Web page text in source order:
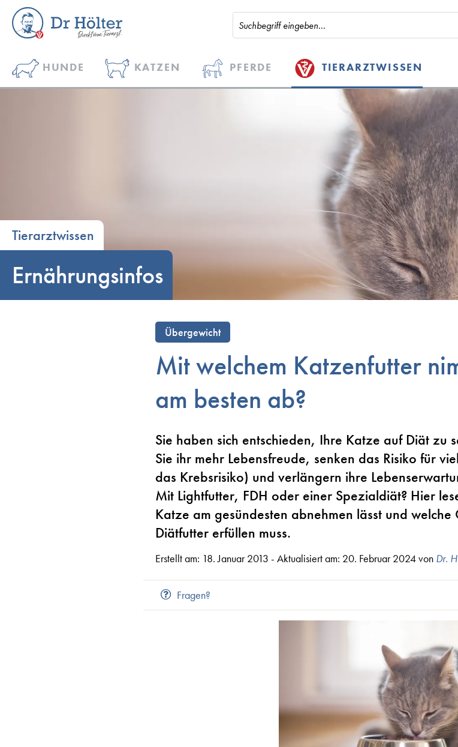
HUNDE KATZEN PFERDE TIERARZTWISSEN
Tierarztwissen
Ernährungsinfos
Übergewicht
Mit welchem Katzenfutter
am besten ab?
Sie haben sich entschieden, Ihre Katze auf Diät zu
Sie ihr mehr Lebensfreude, senken das Risiko für
das Krebsrisiko) und verlängern ihre
Mit Lightfutter, FDH oder einer Spezialdiät? Hier
Katze am gesündesten abnehmen lässt und
Diätfutter erfüllen muss.
Erstellt am: 18. Januar 2013 - Aktualisiert am: 20. Februar 2024von Dr.
Fragen?